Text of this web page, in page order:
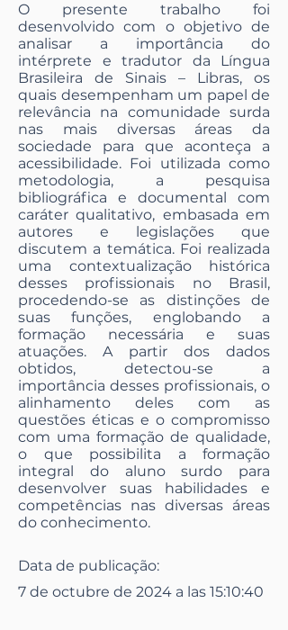
O presente trabalho foi
desenvolvido com o objetivo de
analisar a importância do
intérprete e tradutor da Língua
Brasileira de Sinais – Libras, os
quais desempenham um papel de
relevância na comunidade surda
nas mais diversas áreas da
sociedade para que aconteça a
acessibilidade. Foi utilizada como
metodologia, a pesquisa
bibliográfica e documental com
caráter qualitativo, embasada em
autores e legislações que
discutem a temática. Foi realizada
uma contextualização histórica
desses profissionais no Brasil,
procedendo-se as distinções de
suas funções, englobando a
formação necessária e suas
atuações. A partir dos dados
obtidos, detectou-se a
importância desses profissionais, o
alinhamento deles com as
questões éticas e o compromisso
com uma formação de qualidade,
o que possibilita a formação
integral do aluno surdo para
desenvolver suas habilidades e
competências nas diversas áreas
do conhecimento.
Data de publicação:
7 de octubre de 2024 a las 15:10:40